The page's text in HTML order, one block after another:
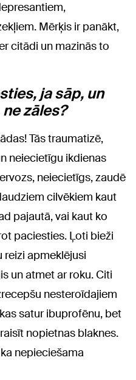
Mērķis ir panākt,
citādi un mazinās to
ja sāp, un
zāles?
Tās traumatizē,
neiecietīgu ikdienas
neiecietīgs, zaudē
cilvēkiem kaut
pajautā, vai kaut ko
paciesties. Ļoti bieži
reizi apmeklējusi
un atmet ar roku. Citi
nesteroīdajiem
satur ibuprofēnu, bet
nopietnas blaknes.
nepieciešama